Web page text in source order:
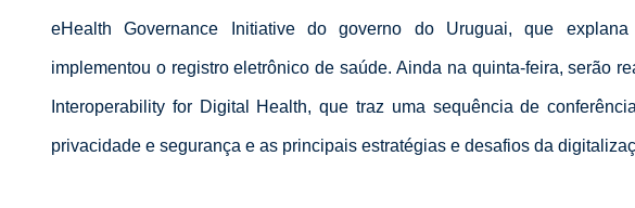
eHealth Governance Initiative do governo do Uruguai, que
implementou o registro eletrônico de saúde. Ainda na quinta-feira, serão
Interoperability for Digital Health, que traz uma sequência de
privacidade e segurança e as principais estratégias e desafios da